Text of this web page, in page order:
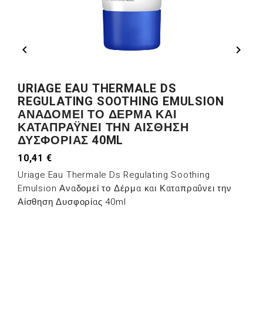
 
URIAGE EAU THERMALE DS
REGULATING SOOTHING EMULSION
ΑΝΑΔΟΜΕΊ ΤΟ ΔΈΡΜΑ ΚΑΙ
ΚΑΤΑΠΡΑΫ́ΝΕΙ ΤΗΝ ΑΊΣΘΗΣΗ
ΔΥΣΦΟΡΊΑΣ 40ML
10,41 €
Uriage Eau Thermale Ds Regulating Soothing
Emulsion Αναδομεί το Δέρμα και Καταπραΰνει την
Αίσθηση Δυσφορίας 40ml